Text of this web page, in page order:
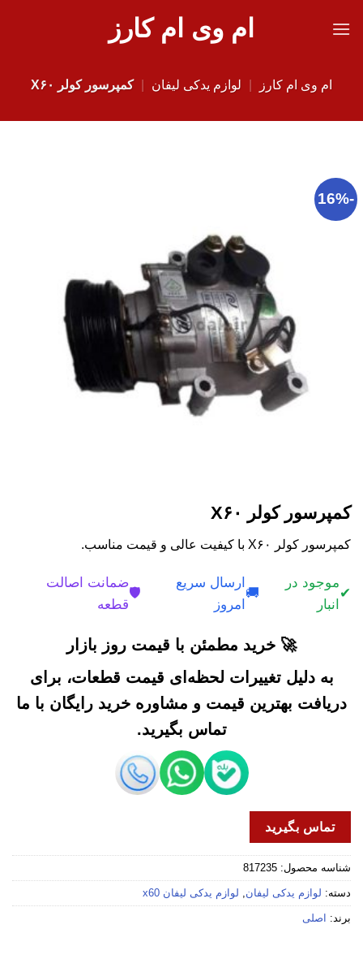
ام وی ام کارز
ام وی ام کارز لوازم یدکی لیفان کمپرسور کولر X۶۰
-16%
کمپرسور کولر X۶۰
کمپرسور کولر X۶۰ با کیفیت عالی و قیمت مناسب.
✔
موجود در
انبار
🚚
ارسال سریع
امروز
🛡️
ضمانت اصالت
قطعه
🚀 خرید مطمئن با قیمت روز بازار
به دلیل تغییرات لحظه‌ای قیمت قطعات، برای
دریافت بهترین قیمت و مشاوره خرید رایگان با ما
تماس بگیرید.
تماس بگیرید
شناسه محصول: 817235
دسته: لوازم یدکی لیفان, لوازم یدکی لیفان x60
برند: اصلی